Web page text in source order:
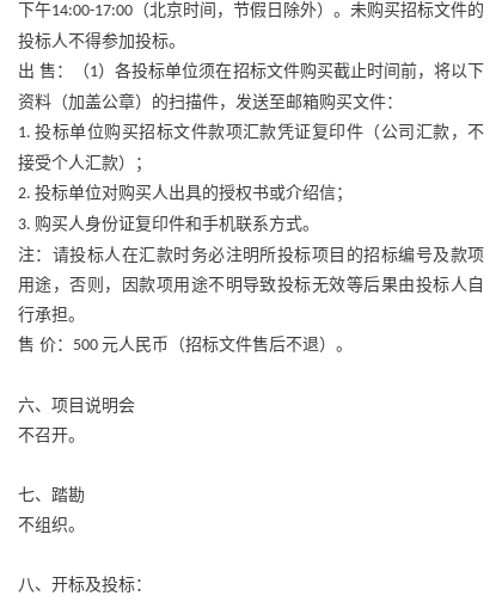
下午14:00-17:00 （北京时间，节假日除外）。未购买招标文件的
投标人不得参加投标。
出 售：（1）各投标单位须在招标文件购买截止时间前，将以下
资料（加盖公章）的扫描件，发送至 邮箱购买文件：
1.投标单位购买招标文件款项汇款凭证复印件（公司汇款，不
接受个人汇款）；
2. 投标单位对购买人出具的授权书或介绍信；
3. 购买人身份证复印件和手机联系方式。
注：请投标人在汇款时务必注明所投标项目的招标编号及款项
用途，否则，因款项用途不明导致投标无效等后果由投标人自
行承担。
售 价： 500 元人民币（招标文件售后不退）。
六、项目说明会
不召开。
七、踏勘
不组织。
八、开标及投标：